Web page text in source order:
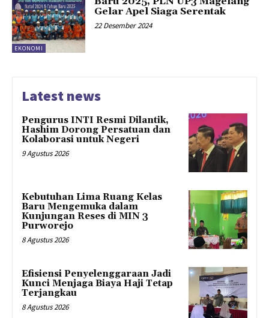
EKONOMI
Gelar Apel Siaga Serentak
22 Desember 2024
Latest news
Pengurus INTI Resmi Dilantik,
Hashim Dorong Persatuan dan
Kolaborasi untuk Negeri
9 Agustus 2026
Kebutuhan Lima Ruang Kelas
Baru Mengemuka dalam
Kunjungan Reses di MIN 3
Purworejo
8 Agustus 2026
Efisiensi Penyelenggaraan Jadi
Kunci Menjaga Biaya Haji Tetap
Terjangkau
8 Agustus 2026